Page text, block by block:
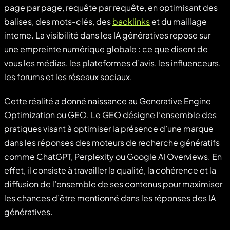
page par page, requête par requête, en optimisant des
balises, des mots-clés, desbacklinkset du maillage
interne. La visibilité dans les IA génératives repose sur
une empreinte numérique globale : ce que disent de
vous les médias, les plateformes d’avis, les influenceurs,
les forums et les réseaux sociaux.
Cette réalité a donné naissance au Generative Engine
Optimization ou GEO. Le GEO désigne l’ensemble des
pratiques visant à optimiser la présence d’une marque
dans les réponses des moteurs de recherche génératifs
comme ChatGPT, Perplexity ou Google AI Overviews. En
effet, il consiste à travailler la qualité, la cohérence et la
diffusion de l’ensemble de ses contenus pour maximiser
les chances d’être mentionné dans les réponses des IA
génératives.